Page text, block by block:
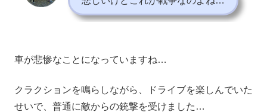
車が悲惨なことになっていますね…
クラクションを鳴らしながら、ドライブを楽しんでいた
せいで、普通に敵からの銃撃を受けました…